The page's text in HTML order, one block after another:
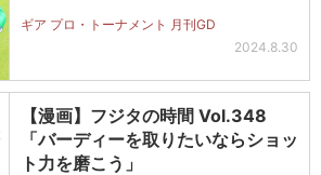
ギア プロ・トーナメント 月刊GD
2024.8.30
【漫画】フジタの時間 Vol.348
「バーディーを取りたいならショッ
ト力を磨こう」